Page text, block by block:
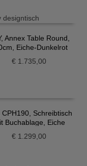
Annex Table Round,
Eiche-Dunkelrot
€ 1.735,00
CPH190, Schreibtisch
Buchablage, Eiche
€ 1.299,00